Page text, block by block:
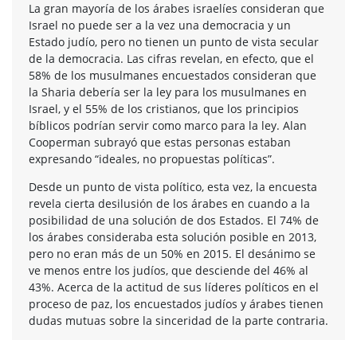
La gran mayoría de los árabes israelíes consideran que
Israel no puede ser a la vez una democracia y un
Estado judío, pero no tienen un punto de vista secular
de la democracia. Las cifras revelan, en efecto, que el
58% de los musulmanes encuestados consideran que
la Sharia debería ser la ley para los musulmanes en
Israel, y el 55% de los cristianos, que los principios
bíblicos podrían servir como marco para la ley. Alan
Cooperman subrayó que estas personas estaban
expresando “ideales, no propuestas políticas”.
Desde un punto de vista político, esta vez, la encuesta
revela cierta desilusión de los árabes en cuando a la
posibilidad de una solución de dos Estados. El 74% de
los árabes consideraba esta solución posible en 2013,
pero no eran más de un 50% en 2015. El desánimo se
ve menos entre los judíos, que desciende del 46% al
43%. Acerca de la actitud de sus líderes políticos en el
proceso de paz, los encuestados judíos y árabes tienen
dudas mutuas sobre la sinceridad de la parte contraria.